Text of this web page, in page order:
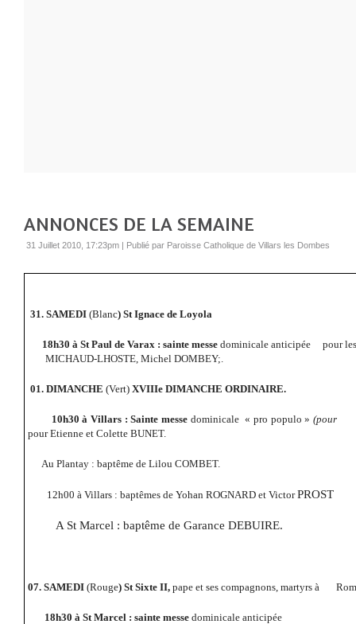
ANNONCES DE LA SEMAINE
31 Juillet 2010, 17:23pm | Publié par Paroisse Catholique de Villars les Dombes
31. SAMEDI (Blanc) St Ignace de Loyola
18h30 à St Paul de Varax : sainte messe dominicale anticipée
pour
MICHAUD-LHOSTE, Michel DOMBEY;.
01. DIMANCHE (Vert) XVIIIe DIMANCHE ORDINAIRE.
10h30 à Villars : Sainte messe dominicale « pro populo » (pour
pour Etienne et Colette BUNET.
Au Plantay : baptême de Lilou COMBET.
12h00 à Villars : baptêmes de Yohan ROGNARD et Victor PROST
A St Marcel : baptême de Garance DEBUIRE.
07. SAMEDI (Rouge) St Sixte II, pape et ses compagnons, martyrs à
18h30 à St Marcel : sainte messe dominicale anticipée